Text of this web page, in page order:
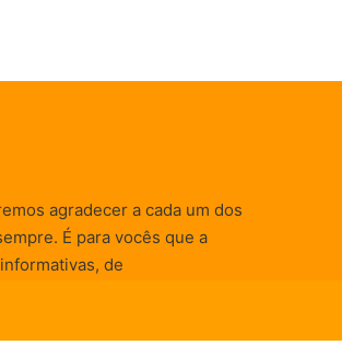
agradecer a cada um dos
É para vocês que a
de